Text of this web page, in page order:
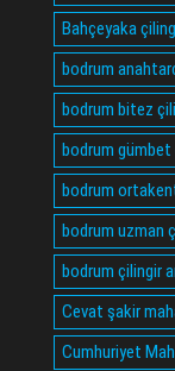
Bahçeyaka
bodrum
bodrum bitez
bodrum
bodrum
bodrum uzman
bodrum çilingir
Cevat şakir
Cumhuriyet